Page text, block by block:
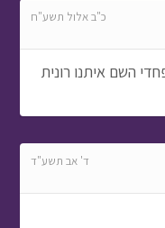
כ"ב אלול תשע"ח
השם איתנו רונית
ד' אב תשע"ד